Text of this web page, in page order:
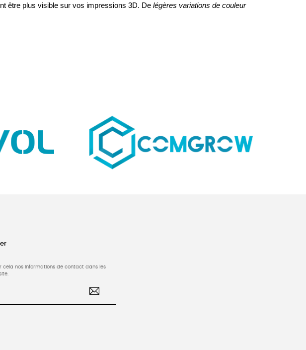
être plus visible sur vos impressions 3D. De légères variations de couleur
cela nos informations de contact dans les